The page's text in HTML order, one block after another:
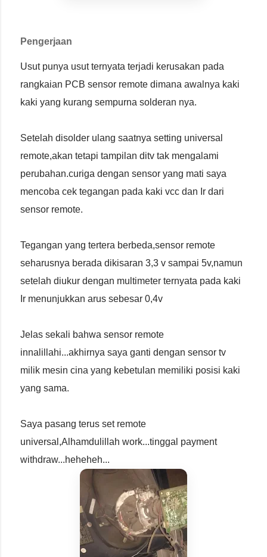
Pengerjaan
Usut punya usut ternyata terjadi kerusakan pada
rangkaian PCB sensor remote dimana awalnya kaki
kaki yang kurang sempurna solderan nya.
Setelah disolder ulang saatnya setting universal
remote,akan tetapi tampilan ditv tak mengalami
perubahan.curiga dengan sensor yang mati saya
mencoba cek tegangan pada kaki vcc dan Ir dari
sensor remote.
Tegangan yang tertera berbeda,sensor remote
seharusnya berada dikisaran 3,3 v sampai 5v,namun
setelah diukur dengan multimeter ternyata pada kaki
Ir menunjukkan arus sebesar 0,4v
Jelas sekali bahwa sensor remote
innalillahi...akhirnya saya ganti dengan sensor tv
milik mesin cina yang kebetulan memiliki posisi kaki
yang sama.
Saya pasang terus set remote
universal,Alhamdulillah work...tinggal payment
withdraw...heheheh...